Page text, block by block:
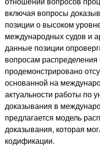
включая вопросы
позиции о высоком
международных судов и
данные позиции
вопросам
продемонстрировано
основанной на
актуальности работы по
доказывания в
предлагается модель
доказывания, которая
кодификации.